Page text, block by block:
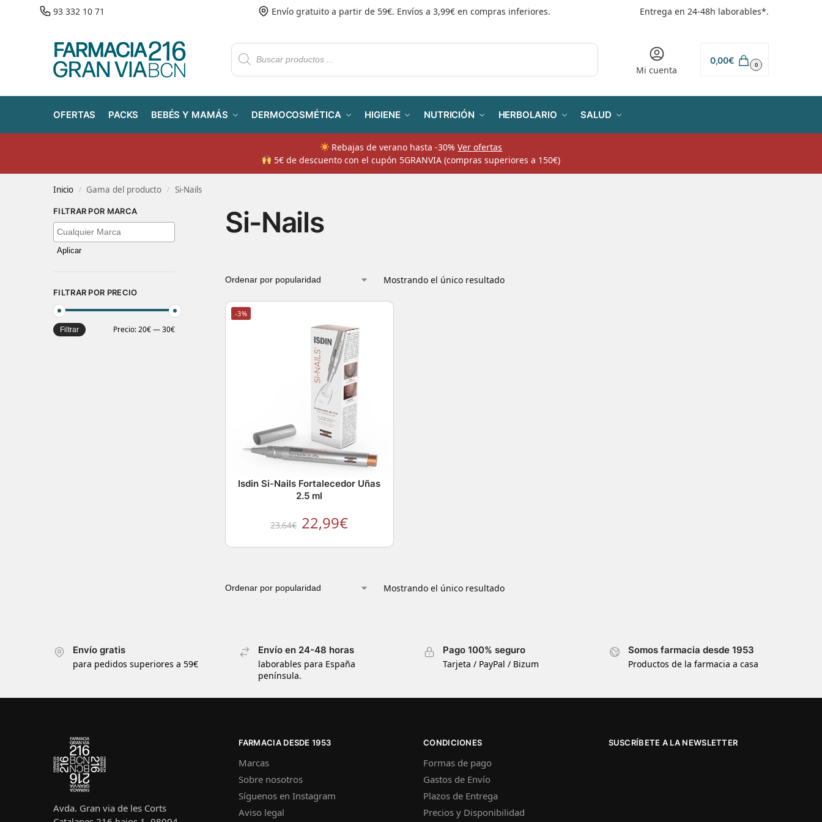
93 332 10 71 Envío gratuito a partir de 59€. Envíos a 3,99€ en compras inferiores. Entrega en 24-48h laborables*.
Mi cuenta
0,00€ 0
OFERTAS PACKS BEBÉS Y MAMÁS DERMOCOSMÉTICA HIGIENE NUTRICIÓN HERBOLARIO SALUD
Rebajas de verano hasta -30%Ver ofertas
​ 5€ de descuento con el cupón 5GRANVIA (compras superiores a 150€)
Inicio / Gama del producto / Si-Nails
Si-Nails
Mostrando el único resultado
-3%
Isdin Si-Nails Fortalecedor Uñas
2.5 ml
23,64€ 22,99€
Mostrando el único resultado
FILTRAR POR MARCA
Aplicar
FILTRAR POR PRECIO
Filtrar Precio:20€—30€
Envío gratis
para pedidos superiores a 59€
Envío en 24-48 horas
laborables para España
península.
Pago 100% seguro
Tarjeta / PayPal / Bizum
Somos farmacia desde 1953
Productos de la farmacia a casa
Avda. Gran via de les Corts
FARMACIA DESDE 1953
Marcas
Sobre nosotros
Síguenos en Instagram
Aviso legal
CONDICIONES
Formas de pago
Gastos de Envío
Plazos de Entrega
Precios y Disponibilidad
SUSCRÍBETE A LA NEWSLETTER